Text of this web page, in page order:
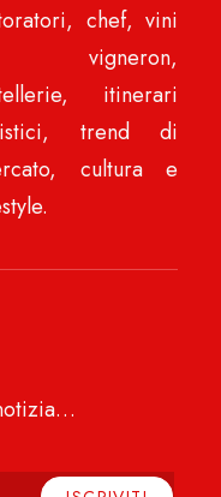
chef, vini
vigneron,
itinerari
trend di
cultura e